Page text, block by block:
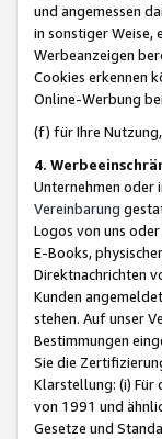
und angemessen
in sonstiger Weise,
Werbeanzeigen
Cookies erkennen
Online-Werbung
(f) für Ihre
4.
Unternehmen oder
Vereinbarung
Logos von uns
E-Books,
Direktnachrichten
Kunden
stehen. Auf unser
Bestimmungen
Sie die
Klarstellung: (i) Für
von 1991 und
Gesetze und